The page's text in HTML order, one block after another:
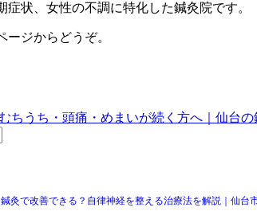
症状、女性の不調に特化した鍼灸院です。
ージからどうぞ。
ちうち・頭痛・めまいが続く方へ｜仙台の
灸で改善できる？自律神経を整える治療法を解説｜仙台